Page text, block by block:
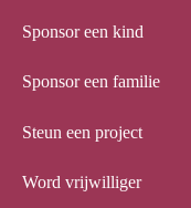
Sponsor een kind
Sponsor een familie
Steun een project
Word vrijwilliger